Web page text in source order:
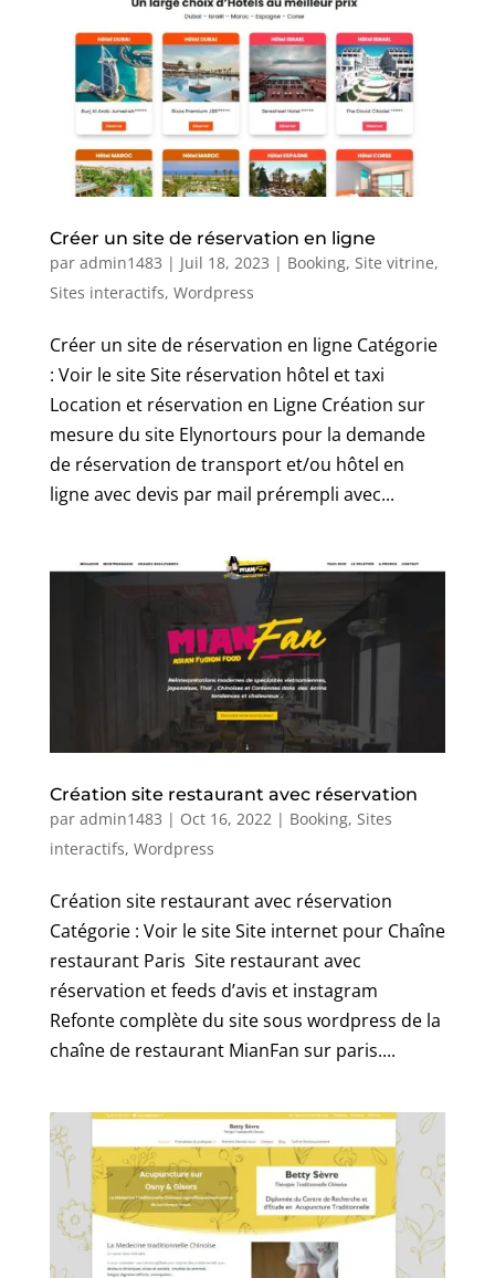
Créer un site de réservation en ligne
par admin1483 | Juil 18, 2023 | Booking, Site vitrine,
Sites interactifs, Wordpress
Créer un site de réservation en ligne Catégorie
: Voir le site Site réservation hôtel et taxi
Location et réservation en Ligne Création sur
mesure du site Elynortours pour la demande
de réservation de transport et/ou hôtel en
ligne avec devis par mail prérempli avec...
Création site restaurant avec réservation
par admin1483 | Oct 16, 2022| Booking, Sites
interactifs, Wordpress
Création site restaurant avec réservation
Catégorie : Voir le site Site internet pour Chaîne
restaurant Paris Site restaurant avec
réservation et feeds d’avis et instagram
Refonte complète du site sous wordpress de la
chaîne de restaurant MianFan sur paris....